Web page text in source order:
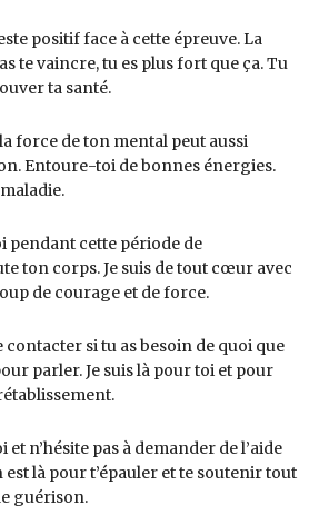
positif face à cette épreuve. La
te vaincre, tu es plus fort que ça. Tu
ta santé.
force de ton mental peut aussi
Entoure-toi de bonnes énergies.
pendant cette période de
ton corps. Je suis de tout cœur avec
de courage et de force.
contacter si tu as besoin de quoi que
parler. Je suis là pour toi et pour
et n’hésite pas à demander de l’aide
est là pour t’épauler et te soutenir tout
guérison.